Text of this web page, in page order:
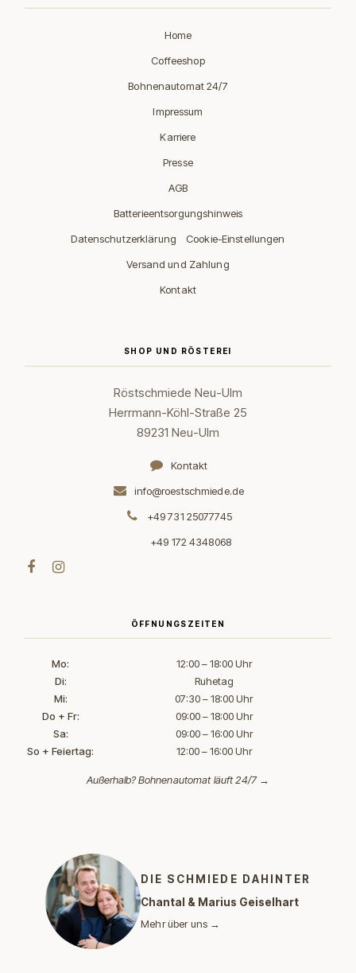
Home
Coffeeshop
Bohnenautomat 24/7
Impressum
Karriere
Presse
AGB
Batterieentsorgungshinweis
Datenschutzerklärung
Cookie-Einstellungen
Versand und Zahlung
Kontakt
SHOP UND RÖSTEREI
Röstschmiede Neu-Ulm
Herrmann-Köhl-Straße 25
89231 Neu-Ulm
Kontakt
info@roestschmiede.de
+49 731 25077745
+49 172 4348068
ÖFFNUNGSZEITEN
Mo:
12:00 – 18:00 Uhr
Di:
Ruhetag
Mi:
07:30 – 18:00 Uhr
Do + Fr:
09:00 – 18:00 Uhr
Sa:
09:00 – 16:00 Uhr
So + Feiertag:
12:00 – 16:00 Uhr
Außerhalb?Bohnenautomat läuft 24/7 →
DIE SCHMIEDE DAHINTER
Chantal & Marius Geiselhart
Mehr über uns →